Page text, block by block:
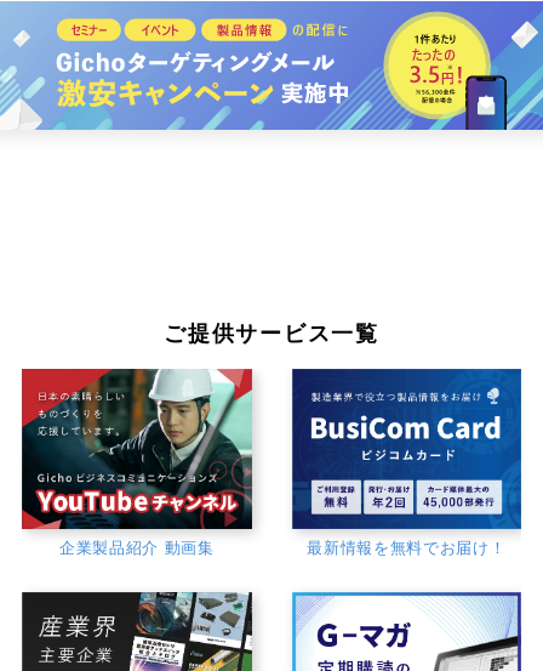
ご提供サービス一覧
企業製品紹介 動画集 最新情報を無料でお届け！